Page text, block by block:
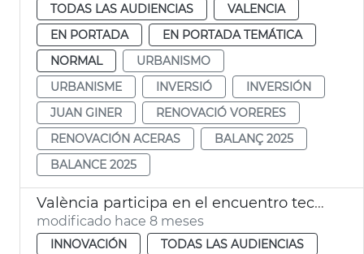
TODAS LAS AUDIENCIAS
VALENCIA
EN PORTADA
EN PORTADA TEMÁTICA
NORMAL
URBANISMO
URBANISME
INVERSIÓ
INVERSIÓN
JUAN GINER
RENOVACIÓ VORERES
RENOVACIÓN ACERAS
BALANÇ 2025
BALANCE 2025
València participa en el encuentro tecnológico Slush Hèlsinki
modificado hace 8 meses
INNOVACIÓN TODAS LAS AUDIENCIAS